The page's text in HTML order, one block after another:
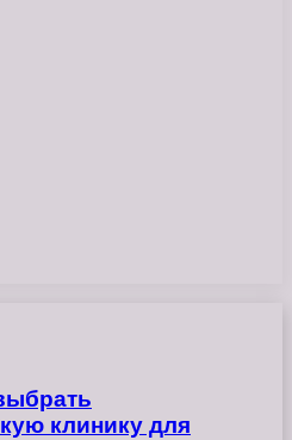
клинику для